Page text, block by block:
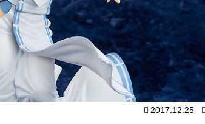
2017.12.25